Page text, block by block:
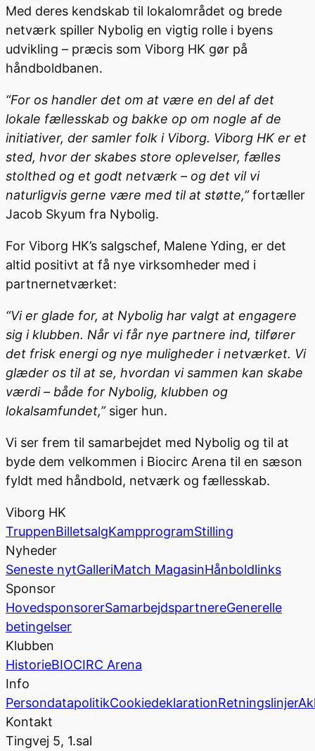
Med deres kendskab til lokalområdet og brede
netværk spiller Nybolig en vigtig rolle i byens
udvikling – præcis som Viborg HK gør på
håndboldbanen.
“For os handler det om at være en del af det
lokale fællesskab og bakke op om nogle af de
initiativer, der samler folk i Viborg. Viborg HK er et
sted, hvor der skabes store oplevelser, fælles
stolthed og et godt netværk – og det vil vi
naturligvis gerne være med til at støtte,”fortæller
Jacob Skyum fra Nybolig.
For Viborg HK’s salgschef, Malene Yding, er det
altid positivt at få nye virksomheder med i
partnernetværket:
“Vi er glade for, at Nybolig har valgt at engagere
sig i klubben. Når vi får nye partnere ind, tilfører
det frisk energi og nye muligheder i netværket. Vi
glæder os til at se, hvordan vi sammen kan skabe
værdi – både for Nybolig, klubben og
lokalsamfundet,”siger hun.
Vi ser frem til samarbejdet med Nybolig og til at
byde dem velkommen i Biocirc Arena til en sæson
fyldt med håndbold, netværk og fællesskab.
Viborg HK
TruppenBilletsalgKampprogramStilling
Nyheder
Seneste nytGalleriMatch MagasinHånboldlinks
Sponsor
HovedsponsorerSamarbejdspartnereGenerelle
betingelser
Klubben
HistorieBIOCIRC Arena
Info
PersondatapolitikCookiedeklarationRetningslinjer
Kontakt
Tingvej 5, 1.sal